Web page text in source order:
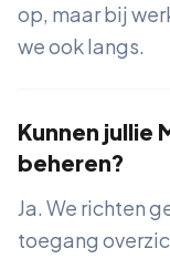
op, maar bij
we ook langs.
Kunnen jullie
beheren?
Ja. We richten
toegang